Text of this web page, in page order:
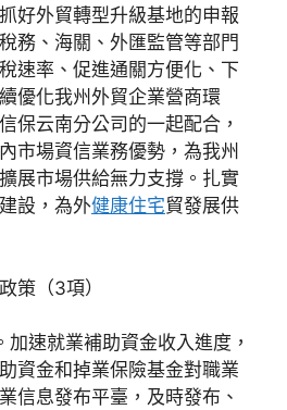
好外貿轉型升級基地的申報
務、海關、外匯監管等部門
速率、促進通關方便化、下
優化我州外貿企業營商環
保云南分公司的一起配合，
市場資信業務優勢，為我州
展市場供給無力支撐。扎實
設，為外健康住宅貿發展供
策（3項）
速就業補助資金收入進度，
資金和掉業保險基金對職業
信息發布平臺，及時發布、